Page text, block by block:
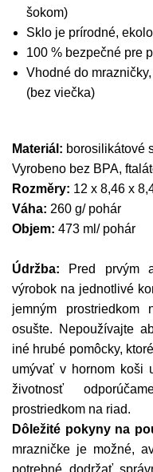
šokom)
Sklo je prírodné,
100 % bezpečné pre
Vhodné do
(bez viečka)
Materiál: borosilikátové
Vyrobeno bez BPA,
Rozměry: 12 x 8,46 x
Váha: 260 g/ pohár
Objem: 473 ml/ pohár
Údržba: Pred prvým
výrobok na jednotlivé
jemným
osušte. Nepoužívajte
iné hrubé pomôcky,
umývať v hornom koši
životnosť
prostriedkom na riad.
Dôležité pokyny na
mrazničke je možné,
potrebné dodržať